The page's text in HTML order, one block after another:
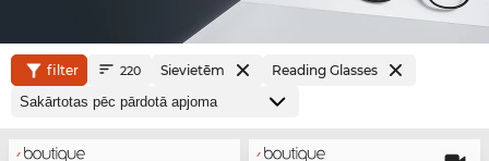
filter 220 Sievietēm Reading Glasses